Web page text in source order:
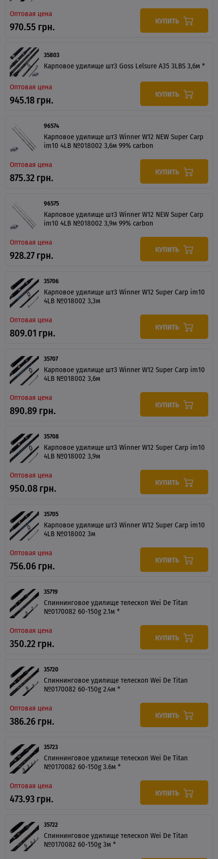
Оптовая цена
970.55 грн. КУПИТЬ
35803
Карповое удилище шт3 Goss Lelsure A35 3LBS 3,6м *
Оптовая цена
945.18 грн. КУПИТЬ
96574
Карповое удилище шт3 Winner W12 NEW Super Carp
im10 4LB №018002 3,6м 99% carbon
Оптовая цена
875.32 грн. КУПИТЬ
96575
Карповое удилище шт3 Winner W12 NEW Super Carp
im10 4LB №018002 3,9м 99% carbon
Оптовая цена
928.27 грн. КУПИТЬ
35706
Карповое удилище шт3 Winner W12 Super Carp im10
4LB №018002 3,3м
Оптовая цена
809.01 грн. КУПИТЬ
35707
Карповое удилище шт3 Winner W12 Super Carp im10
4LB №018002 3,6м
Оптовая цена
890.89 грн. КУПИТЬ
35708
Карповое удилище шт3 Winner W12 Super Carp im10
4LB №018002 3,9м
Оптовая цена
950.08 грн. КУПИТЬ
35705
Карповое удилище шт3 Winner W12 Super Carp im10
4LB №018002 3м
Оптовая цена
756.06 грн. КУПИТЬ
35719
Спиннинговое удилище телескоп Wei De Titan
№0170082 60-150g 2.1м *
Оптовая цена
350.22 грн. КУПИТЬ
35720
Спиннинговое удилище телескоп Wei De Titan
№0170082 60-150g 2.4м *
Оптовая цена
386.26 грн. КУПИТЬ
35723
Спиннинговое удилище телескоп Wei De Titan
№0170082 60-150g 3.6м *
Оптовая цена
473.93 грн. КУПИТЬ
35722
Спиннинговое удилище телескоп Wei De Titan
№0170082 60-150g 3м *